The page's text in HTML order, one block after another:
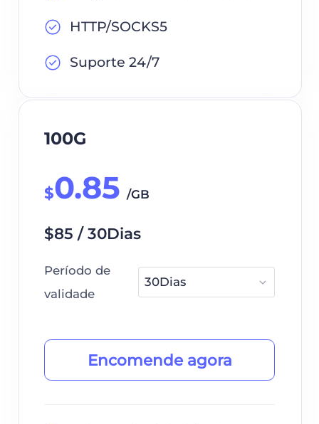
HTTP/SOCKS5
Suporte 24/7
100G
$0.85 /GB
$85 / 30Dias
Período de
validade
Encomende agora